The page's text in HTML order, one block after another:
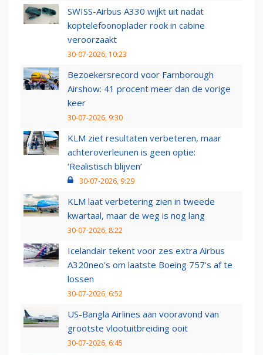
SWISS-Airbus A330 wijkt uit nadat
koptelefoonoplader rook in cabine
veroorzaakt
30-07-2026, 10:23
Bezoekersrecord voor Farnborough
Airshow: 41 procent meer dan de vorige
keer
30-07-2026, 9:30
KLM ziet resultaten verbeteren, maar
achteroverleunen is geen optie:
‘Realistisch blijven’
30-07-2026, 9:29
KLM laat verbetering zien in tweede
kwartaal, maar de weg is nog lang
30-07-2026, 8:22
Icelandair tekent voor zes extra Airbus
A320neo's om laatste Boeing 757's af te
lossen
30-07-2026, 6:52
US-Bangla Airlines aan vooravond van
grootste vlootuitbreiding ooit
30-07-2026, 6:45